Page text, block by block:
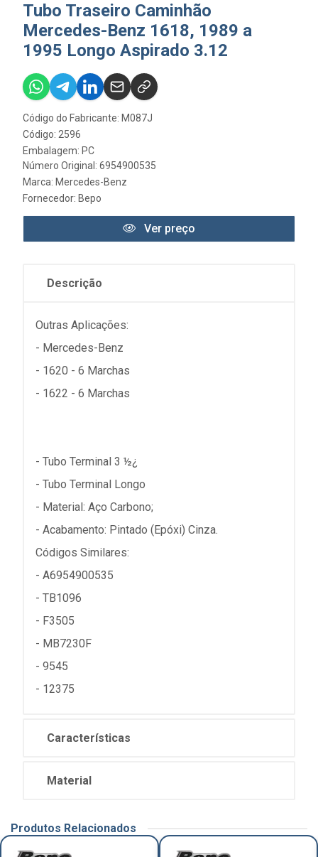
Tubo Traseiro Caminhão
Mercedes-Benz 1618, 1989 a
1995 Longo Aspirado 3.12
Código do Fabricante: M087J
Código: 2596
Embalagem: PC
Número Original: 6954900535
Marca: Mercedes-Benz
Fornecedor: Bepo
Ver preço
Descrição
Outras Aplicações:
- Mercedes-Benz
- 1620 - 6 Marchas
- 1622 - 6 Marchas
- Tubo Terminal 3 ½¿
- Tubo Terminal Longo
- Material: Aço Carbono;
- Acabamento: Pintado (Epóxi) Cinza.
Códigos Similares:
- A6954900535
- TB1096
- F3505
- MB7230F
- 9545
- 12375
Características
Material
Produtos Relacionados